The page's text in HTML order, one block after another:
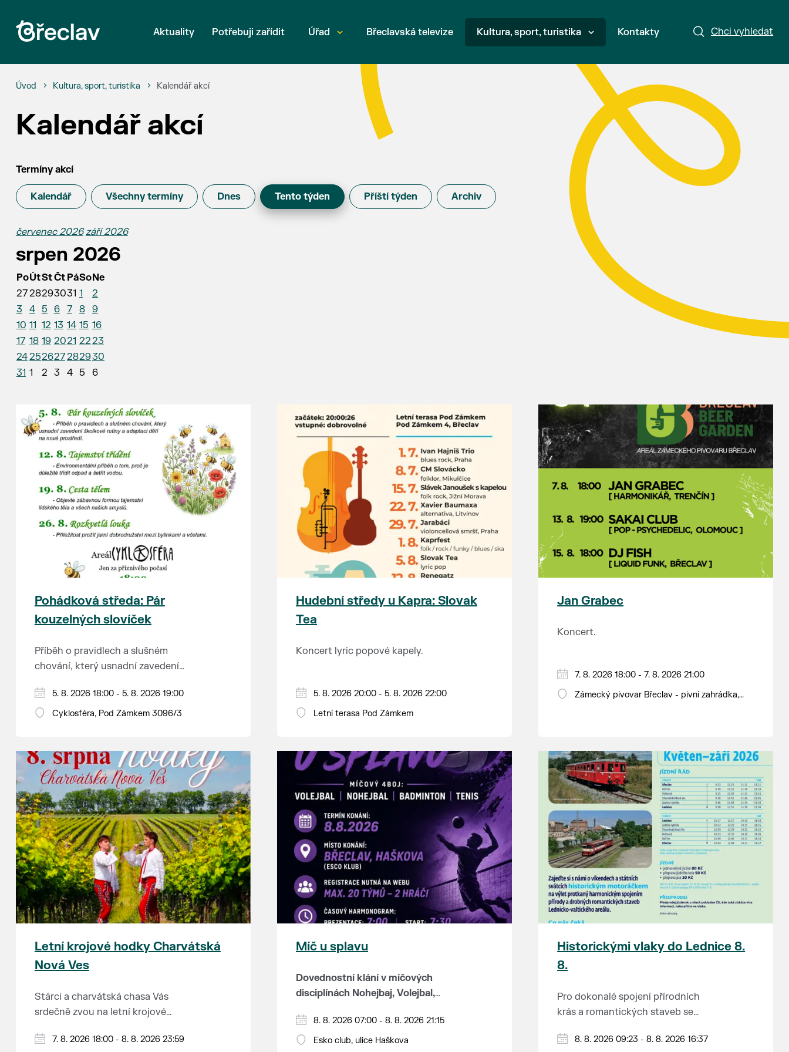
Chci vyhledat
Aktuality Potřebuji zařídit Úřad Břeclavská televize Kultura, sport, turistika Kontakty
Úvod Kultura, sport, turistika Kalendář akcí
Kalendář akcí
Termíny akcí
Kalendář Všechny termíny Dnes Tento týden Příští týden Archiv
červenec 2026 září 2026
srpen 2026
PoÚtStČt PáSoNe
2728293031 1
2
3
4 5 6 7 8
9
10 11 12 13 14 15 16
17 18 19 2021 2223
24252627282930
31 1 2 3 4 5 6
Pohádková středa: Pár
kouzelných slovíček
Příběh o pravidlech a slušném
chování, který usnadní zavedení
nové prostředí.
Hraje se jen za příznivého počasí.
Vstupné dobrovolné.
5. 8. 2026 18:00 - 5. 8. 2026 19:00
Cyklosféra, Pod Zámkem 3096/3
Hudební středy u Kapra: Slovak
Tea
Koncert lyric popové kapely.
5. 8. 2026 20:00 - 5. 8. 2026 22:00
Letní terasa Pod Zámkem
Jan Grabec
Koncert.
7. 8. 2026 18:00 - 7. 8. 2026 21:00
Zámecký pivovar Břeclav - pivní zahrádka,
Letní krojové hodky Charvátská
Nová Ves
Stárci a charvátská chasa Vás
srdečně zvou na letní krojové
PÁTEK 7. srpna
7. 8. 2026 18:00 - 8. 8. 2026 23:59
Míč u splavu
Dovednostní klání v míčových
disciplínách Nohejbaj, Volejbal,
Zúčastnit se může max. 20
dvojčlenných týmů - každý tým si
8. 8. 2026 07:00 - 8. 8. 2026 21:15
Esko club, ulice Haškova
Historickými vlaky do Lednice 8.
8.
Pro dokonalé spojení přírodních
krás a romantických staveb se
přezdívá Zahrada Evropy. Na výlet
Od 1. května do 28. září vás o
8. 8. 2026 09:23 - 8. 8. 2026 16:37